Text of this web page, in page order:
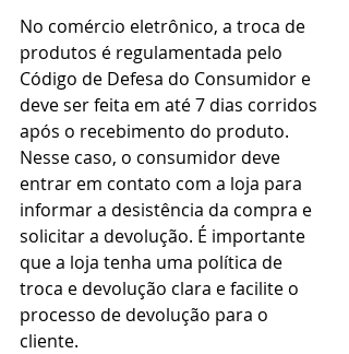
No comércio eletrônico, a troca de
produtos é regulamentada pelo
Código de Defesa do Consumidor e
deve ser feita em até 7 dias corridos
após o recebimento do produto.
Nesse caso, o consumidor deve
entrar em contato com a loja para
informar a desistência da compra e
solicitar a devolução. É importante
que a loja tenha uma política de
troca e devolução clara e facilite o
processo de devolução para o
cliente.